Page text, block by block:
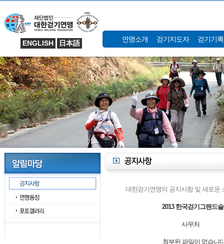
ENGLISH 日本語 연맹소개 걷기지도자 걷기기
대한걷기연맹의 공지사항 및 새로운
2013 한국걷기그랜드
사무처
첨부된 파일이 없습니